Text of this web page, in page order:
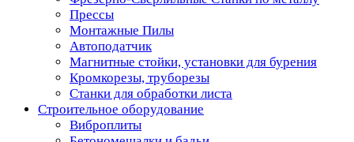
Прессы
Монтажные Пилы
Автоподатчик
Магнитные стойки, установки для бурения
Кромкорезы, труборезы
Станки для обработки листа
Строительное оборудование
Виброплиты